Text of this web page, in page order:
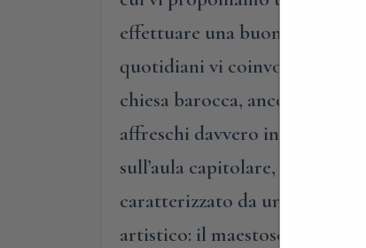
effettuare una buona visita
quotidiani vi coinvolgerà
chiesa barocca, ancor oggi
affreschi davvero
sull’aula capitolare, quello
caratterizzato da un loggiato
artistico: il maestoso